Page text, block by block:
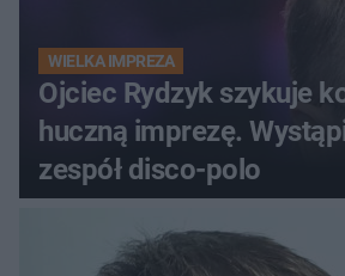
WIELKA IMPREZA
Ojciec Rydzyk szykuje
huczną imprezę.
zespół disco-polo